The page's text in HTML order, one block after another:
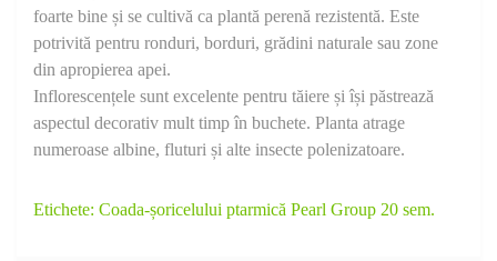
foarte bine și se cultivă ca plantă perenă rezistentă. Este
potrivită pentru ronduri, borduri, grădini naturale sau zone
din apropierea apei.
Inflorescențele sunt excelente pentru tăiere și își păstrează
aspectul decorativ mult timp în buchete. Planta atrage
numeroase albine, fluturi și alte insecte polenizatoare.
Etichete: Coada-șoricelului ptarmică Pearl Group 20 sem.